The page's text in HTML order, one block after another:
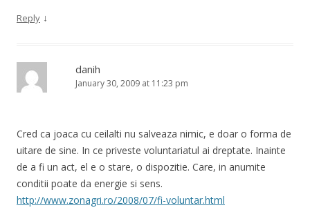
Reply ↓
danih
January 30, 2009 at 11:23 pm
Cred ca joaca cu ceilalti nu salveaza nimic, e doar o forma de
uitare de sine. In ce priveste voluntariatul ai dreptate. Inainte
de a fi un act, el e o stare, o dispozitie. Care, in anumite
conditii poate da energie si sens.
http://www.zonagri.ro/2008/07/fi-voluntar.html